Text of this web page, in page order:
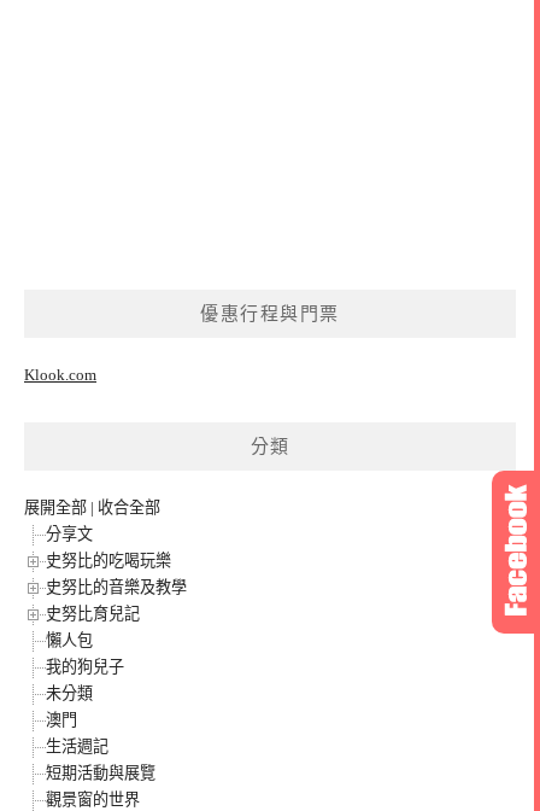
優惠行程與門票
Klook.com
分類
展開全部 | 收合全部
分享文
史努比的吃喝玩樂
史努比的音樂及教學
史努比育兒記
懶人包
我的狗兒子
未分類
澳門
生活週記
短期活動與展覽
觀景窗的世界